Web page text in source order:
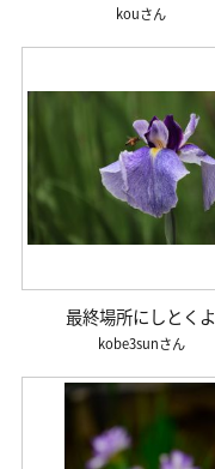
kou
最終場所にしとくよ
kobe3sun